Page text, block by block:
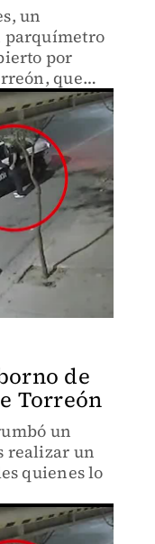
un
parquímetro
por
que
tras un
quedando
segur
de
Torreón
un
realizar un
quienes lo